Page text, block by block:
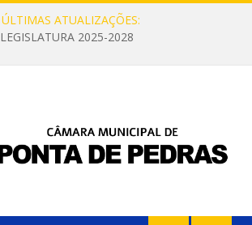
ÚLTIMAS ATUALIZAÇÕES:
LEGISLATURA 2025-2028